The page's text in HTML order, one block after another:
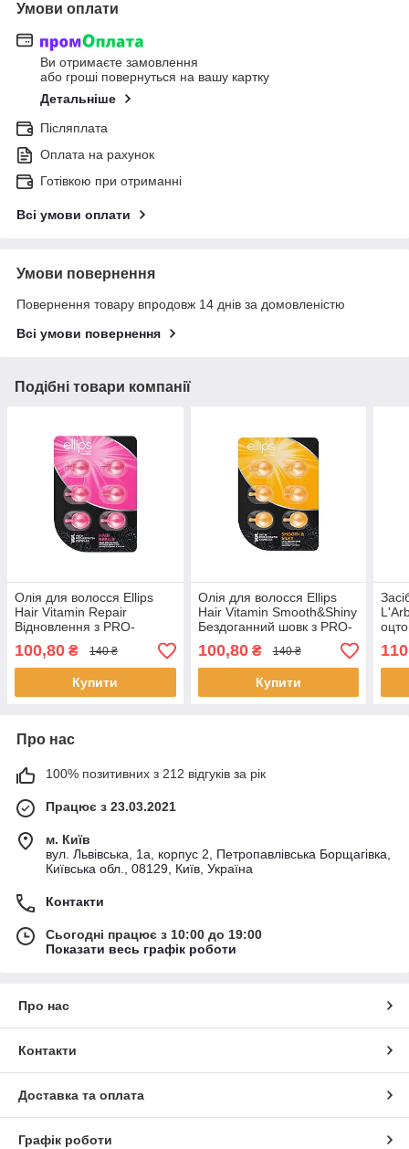
Умови оплати
Ви отримаєте замовлення
або гроші повернуться на вашу картку
Детальніше
Післяплата
Оплата на рахунок
Готівкою при отриманні
Всі умови оплати
Умови повернення
Повернення товару впродовж 14 днів за домовленістю
Всі умови повернення
Подібні товари компанії
Олія для волосся Ellips
Hair Vitamin Repair
Відновлення з PRO-
кератиновим комплексом
6 х 1 мл
100,80 ₴ 140 ₴
Купити
Олія для волосся Ellips
Hair Vitamin Smooth&Shiny
Бездоганний шовк з PRO-
кератиновим комплексом
6 х 1 мл
100,80₴ 140 ₴
Купити
Про нас
100% позитивних з 212 відгуків за рік
Працює з 23.03.2021
м. Київ
вул. Львівська, 1а, корпус 2, Петропавлівська Борщагівка,
Київська обл., 08129, Київ, Україна
Контакти
Сьогодні працює з 10:00 до 19:00
Показати весь графік роботи
Про нас
Контакти
Доставка та оплата
Графік роботи